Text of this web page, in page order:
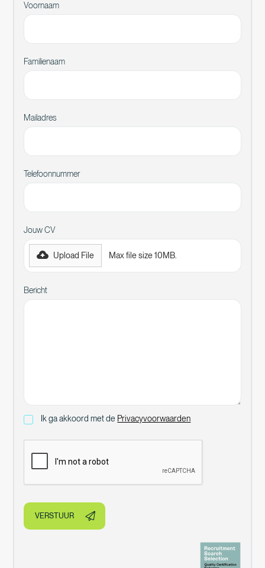
Voornaam
Familienaam
Mailadres
Telefoonnummer
Jouw CV
Upload File Max file size 10MB.
Bericht
Ik ga akkoord met de Privacyvoorwaarden